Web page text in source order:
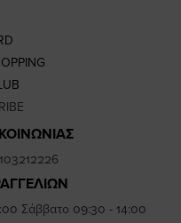
Σάββατο 09:30 - 14:00